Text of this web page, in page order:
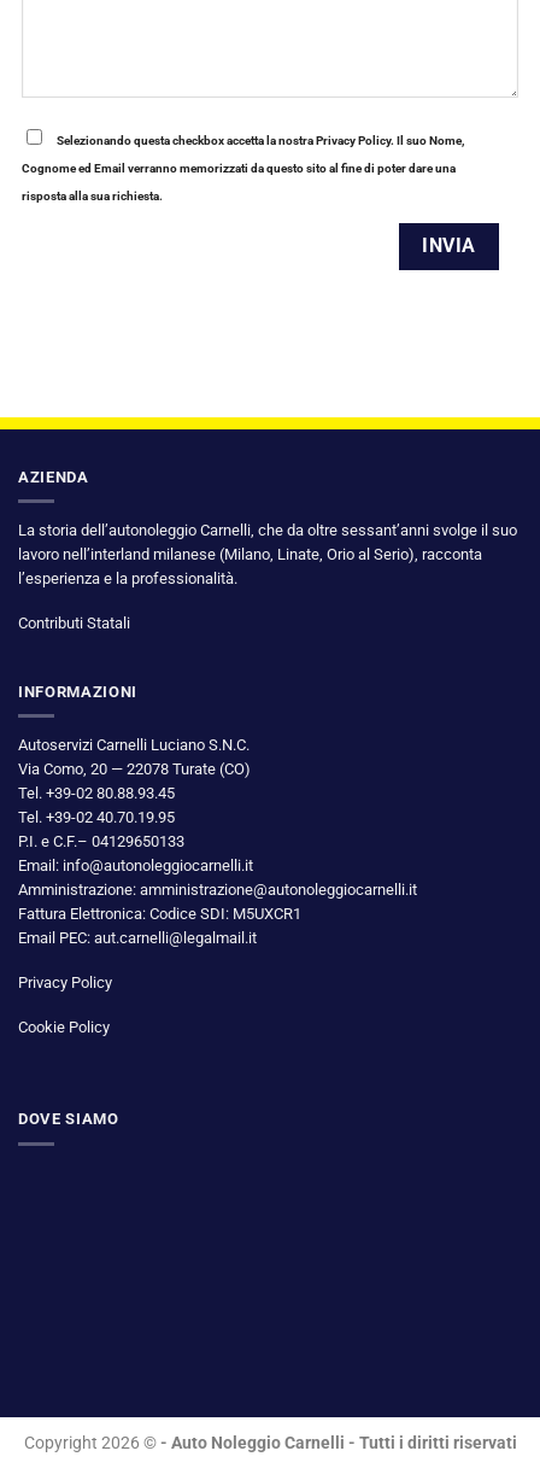
Selezionando questa checkbox accetta la nostra Privacy Policy. Il suo Nome,
Cognome ed Email verranno memorizzati da questo sito al fine di poter dare una
risposta alla sua richiesta.
AZIENDA
La storia dell’autonoleggio Carnelli, che da oltre sessant’anni svolge il suo
lavoro nell’interland milanese (Milano, Linate, Orio al Serio), racconta
l’esperienza e la professionalità.
Contributi Statali
INFORMAZIONI
Autoservizi Carnelli Luciano S.N.C.
Via Como, 20 — 22078 Turate (CO)
Tel. +39-02 80.88.93.45
Tel. +39-02 40.70.19.95
P.I. e C.F.– 04129650133
Email: info@autonoleggiocarnelli.it
Amministrazione: amministrazione@autonoleggiocarnelli.it
Fattura Elettronica: Codice SDI: M5UXCR1
Email PEC: aut.carnelli@legalmail.it
Privacy Policy
Cookie Policy
DOVE SIAMO
Copyright 2026 ©- Auto Noleggio Carnelli - Tutti i diritti riservati